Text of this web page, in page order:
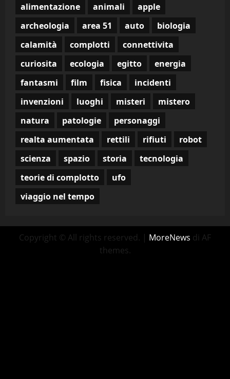
alimentazione animali
apple
archeologia
area 51 auto
biologia
calamità
complotti
connettivita
curiosita
ecologia egitto
energia
fantasmi
film fisica
incidenti
invenzioni
luoghi misteri
mistero
natura
patologie
personaggi
realta aumentata
rettili rifiuti
robot
scienza
spazio storia
tecnologia
teorie di complotto
ufo
viaggio nel tempo
Copyright © All rights reserved. | MoreNews di AF
themes.